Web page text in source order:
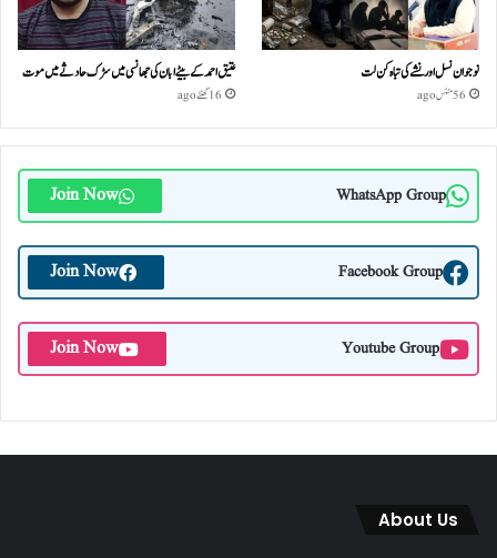
نوجوان نسل اور نشے کی تباہ کن لت
56 منٹس ago
عتیق احمد کے بیٹے ابان کی جھانسی میں سڑک حادثے میں موت
16 گھنٹے ago
WhatsApp Group
Join Now
Facebook Group
Join Now
Youtube Group
Join Now
About Us